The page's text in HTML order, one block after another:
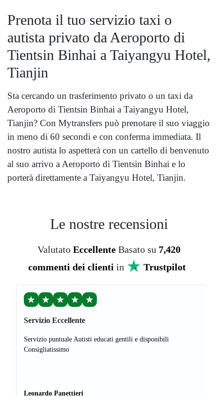
Prenota il tuo servizio taxi o
autista privato da Aeroporto di
Tientsin Binhai a Taiyangyu Hotel,
Tianjin
Sta cercando un trasferimento privato o un taxi da
Aeroporto di Tientsin Binhai a Taiyangyu Hotel,
Tianjin? Con Mytransfers può prenotare il suo viaggio
in meno di 60 secondi e con conferma immediata. Il
nostro autista lo aspetterà con un cartello di benvenuto
al suo arrivo a Aeroporto di Tientsin Binhai e lo
porterà direttamente a Taiyangyu Hotel, Tianjin.
Le nostre recensioni
Valutato Eccellente Basato su 7,420
commenti dei clienti in Trustpilot
★ ★ ★ ★ ★
Servizio Eccellente
Servizio puntuale Autisti educati gentili e disponibili
Consigliatissimo
Leonardo Panettieri